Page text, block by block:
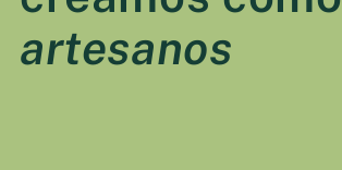
artesanos